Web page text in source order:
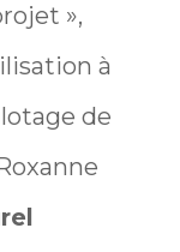
»,
à
de